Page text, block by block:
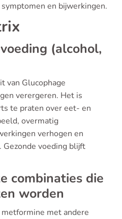
en bijwerkingen.
(alcohol,
van Glucophage
verergeren. Het is
te praten over eet- en
overmatig
verhogen en
Gezonde voeding blijft
combinaties die
worden
met andere